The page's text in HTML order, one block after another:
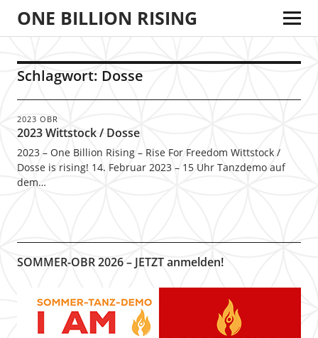
ONE BILLION RISING
Schlagwort: Dosse
2023 OBR
2023 Wittstock / Dosse
2023 – One Billion Rising – Rise For Freedom Wittstock /
Dosse is rising! 14. Februar 2023 – 15 Uhr Tanzdemo auf
dem…
SOMMER-OBR 2026 – JETZT anmelden!